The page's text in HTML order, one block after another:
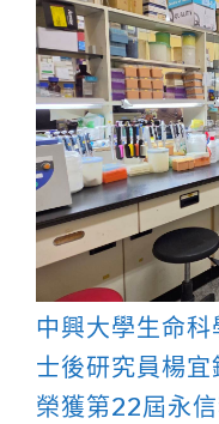
中興大學生命
士後研究員楊宜
榮獲第22屆永